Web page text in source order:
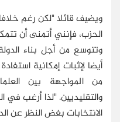
ويضيف قائلا "لكن رغم
الحزب، فإنني أتمنى أن
وتتوسع من أجل بناء
أيضا لإثبات إمكانية
من المواجهة بين
والتقليديين. "لذا أرغب
الانتخابات بغض النظر عن